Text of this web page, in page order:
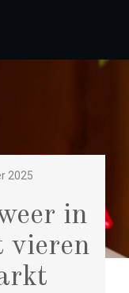
2025
in
vieren